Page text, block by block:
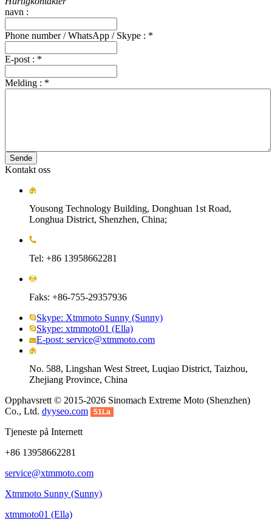
navn :
Phone number / WhatsApp / Skype : *
E-post : *
Melding : *
Sende
Kontakt oss
Yousong Technology Building, Donghuan 1st Road,
Longhua District, Shenzhen, China;
Tel: +86 13958662281
Faks: +86-755-29357936
Skype: Xtmmoto Sunny (Sunny)
Skype: xtmmoto01 (Ella)
E-post: service@xtmmoto.com
No. 588, Lingshan West Street, Luqiao District, Taizhou,
Zhejiang Province, China
Opphavsrett © 2015-2026 Sinomach Extreme Moto (Shenzhen)
Co., Ltd. dyyseo.com 51La
Tjeneste på Internett
+86 13958662281
service@xtmmoto.com
Xtmmoto Sunny (Sunny)
xtmmoto01 (Ella)